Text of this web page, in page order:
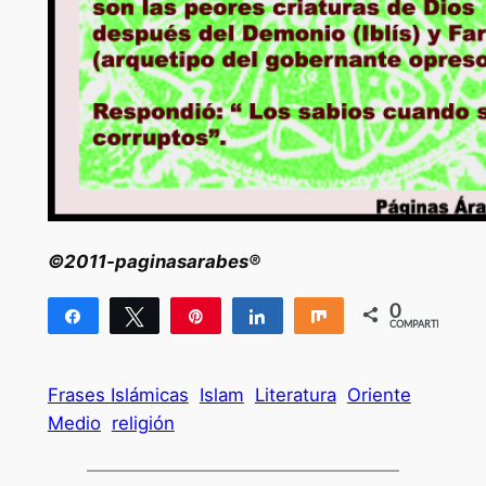
©2011-paginasarabes®
Compartir Twittear Compartir Compartir
0
COMPARTIR
Frases Islámicas Islam Literatura Oriente
Medio religión